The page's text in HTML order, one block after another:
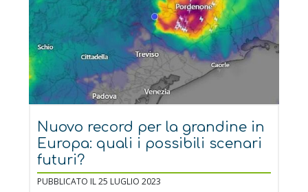
Nuovo record per la grandine in
Europa: quali i possibili scenari
futuri?
PUBBLICATO IL 25 LUGLIO 2023